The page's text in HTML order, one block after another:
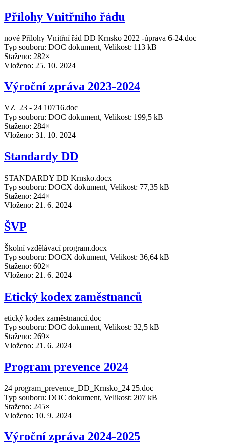
Přílohy Vnitřního řádu
nové Přílohy Vnitřní řád DD Krnsko 2022 -úprava 6-24.doc
Typ souboru: DOC dokument, Velikost: 113 kB
Staženo: 282×
Vloženo: 25. 10. 2024
Výroční zpráva 2023-2024
VZ_23 - 24 10716.doc
Typ souboru: DOC dokument, Velikost: 199,5 kB
Staženo: 284×
Vloženo: 31. 10. 2024
Standardy DD
STANDARDY DD Krnsko.docx
Typ souboru: DOCX dokument, Velikost: 77,35 kB
Staženo: 244×
Vloženo: 21. 6. 2024
ŠVP
Školní vzdělávací program.docx
Typ souboru: DOCX dokument, Velikost: 36,64 kB
Staženo: 602×
Vloženo: 21. 6. 2024
Etický kodex zaměstnanců
etický kodex zaměstnanců.doc
Typ souboru: DOC dokument, Velikost: 32,5 kB
Staženo: 269×
Vloženo: 21. 6. 2024
Program prevence 2024
24 program_prevence_DD_Krnsko_24 25.doc
Typ souboru: DOC dokument, Velikost: 207 kB
Staženo: 245×
Vloženo: 10. 9. 2024
Výroční zpráva 2024-2025